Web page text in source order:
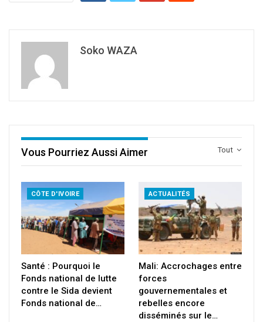
Soko WAZA
Tout
Vous Pourriez Aussi Aimer
CÔTE D'IVOIRE
Santé : Pourquoi le
Fonds national de lutte
contre le Sida devient
Fonds national de…
ACTUALITÉS
Mali: Accrochages entre
forces
gouvernementales et
rebelles encore
disséminés sur le…